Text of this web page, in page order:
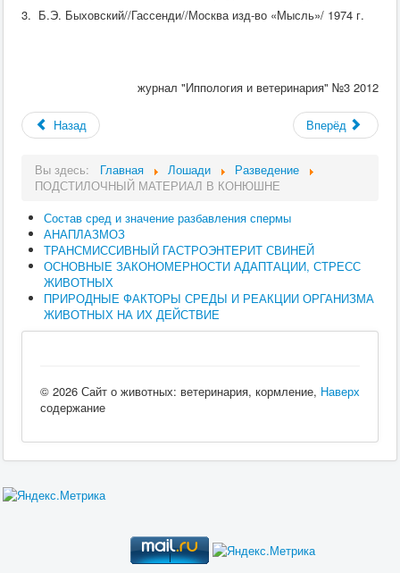
3. Б.Э. Быховский//Гассенди//Москва изд-во «Мысль»/ 1974 г.
журнал "Иппология и ветеринария" №3 2012
Назад Вперёд
Вы здесь: Главная Лошади
Разведение
ПОДСТИЛОЧНЫЙ МАТЕРИАЛ В КОНЮШНЕ
Состав сред и значение разбавления спермы
АНАПЛАЗМОЗ
ТРАНСМИССИВНЫЙ ГАСТРОЭНТЕРИТ СВИНЕЙ
ОСНОВНЫЕ ЗАКОНОМЕРНОСТИ АДАПТАЦИИ, СТРЕСС
ЖИВОТНЫХ
ПРИРОДНЫЕ ФАКТОРЫ СРЕДЫ И РЕАКЦИИ ОРГАНИЗМА
ЖИВОТНЫХ НА ИХ ДЕЙСТВИЕ
Наверх
© 2026 Сайт о животных: ветеринария, кормление,
содержание